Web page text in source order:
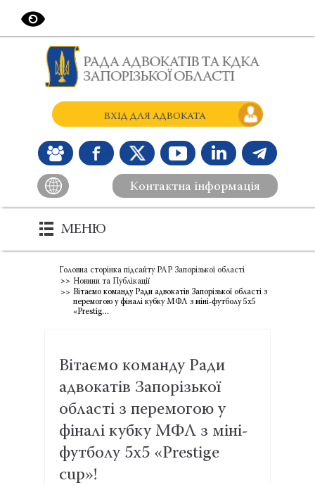
Контактна інформація
ВХІД ДЛЯ АДВОКАТА
МЕНЮ
Головна сторінка підсайту РАР Запорізької області
Новини та Публікації
Вітаємо команду Ради адвокатів Запорізької області з
перемогою у фіналі кубку МФЛ з міні-футболу 5х5
«Prestig…
Вітаємо команду Ради
адвокатів Запорізької
області з перемогою у
фіналі кубку МФЛ з міні-
футболу 5х5 «Prestige
cup»!